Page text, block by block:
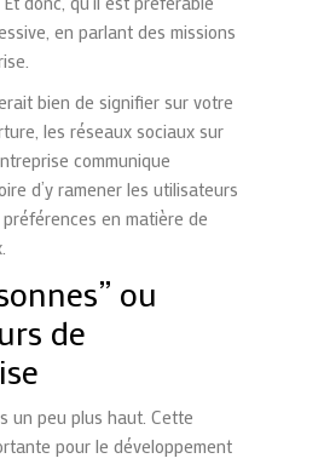
en parlant des missions
bien de signifier sur votre
les réseaux sociaux sur
communique
d’y ramener les utilisateurs
en matière de
ou
de
un peu plus haut. Cette
pour le développement